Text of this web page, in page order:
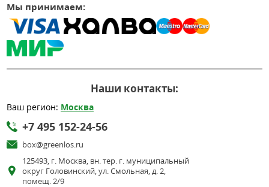
Мы принимаем:
Наши контакты:
Ваш регион: Москва
+7 495 152-24-56
box@greenlos.ru
125493, г. Москва, вн. тер. г. муниципальный
округ Головинский, ул. Смольная, д. 2,
помещ. 2/9